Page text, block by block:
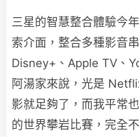
三星的智慧整合體驗今
索介面，整合多種影音
Disney+、Apple TV、
阿湯家來說，光是
影就足夠了，而我平常
的世界攀岩比賽，完全